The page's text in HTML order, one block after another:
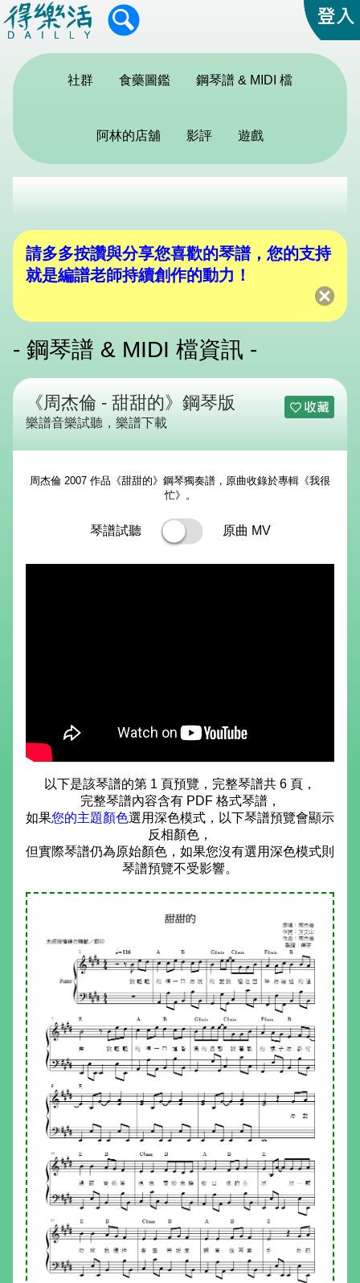
社群 食藥圖鑑 鋼琴譜 & MIDI 檔
阿林的店舖 影評 遊戲
請多多按讚與分享您喜歡的琴譜，您的支持
就是編譜老師持續創作的動力！
- 鋼琴譜 & MIDI 檔資訊 -
《周杰倫 - 甜甜的》鋼琴版
樂譜音樂試聽，樂譜下載
周杰倫 2007 作品《甜甜的》鋼琴獨奏譜，原曲收錄於專輯《我很
忙》。
琴譜試聽 原曲 MV
以下是該琴譜的第 1 頁預覽，完整琴譜共 6 頁，
完整琴譜內容含有 PDF 格式琴譜，
如果您的主題顏色選用深色模式，以下琴譜預覽會顯示
反相顏色，
但實際琴譜仍為原始顏色，如果您沒有選用深色模式則
琴譜預覽不受影響。